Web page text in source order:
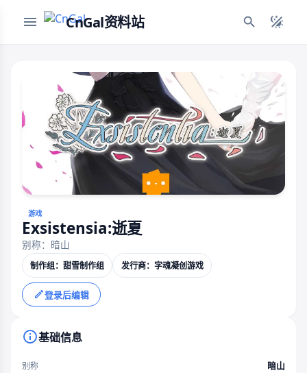
CnGal资料站
游戏
Exsistensia:逝夏
别称：暗山
制作组：甜雪制作组 发行商：字魂凝创游戏
登录后编辑
基础信息
别称 暗山